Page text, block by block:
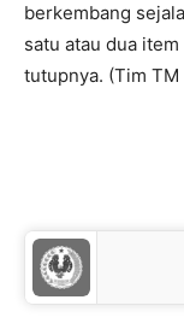
berkembang
satu atau dua
tutupnya. (Tim TM